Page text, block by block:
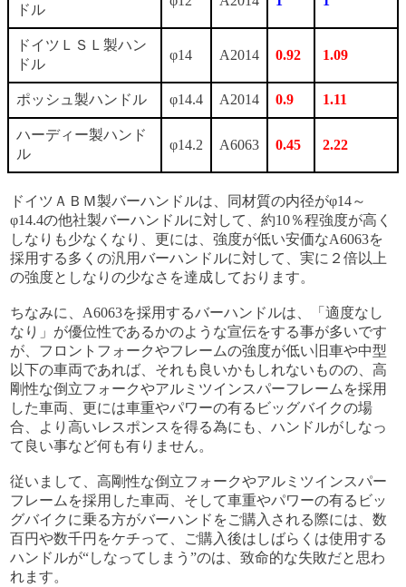
ドル
ドイツＬＳＬ製ハン
ドル
φ14 A2014 0.92 1.09
ポッシュ製ハンドル φ14.4 A2014 0.9 1.11
ハーディー製ハンド
ル
φ14.2 A6063 0.45 2.22
ドイツＡＢＭ製バーハンドルは、同材質の内径がφ14～
φ14.4の他社製バーハンドルに対して、約10％程強度が高く
しなりも少なくなり、更には、強度が低い安価なA6063を
採用する多くの汎用バーハンドルに対して、実に２倍以上
の強度としなりの少なさを達成しております。
ちなみに、A6063を採用するバーハンドルは、「適度なし
なり」が優位性であるかのような宣伝をする事が多いです
が、フロントフォークやフレームの強度が低い旧車や中型
以下の車両であれば、それも良いかもしれないものの、高
剛性な倒立フォークやアルミツインスパーフレームを採用
した車両、更には車重やパワーの有るビッグバイクの場
合、より高いレスポンスを得る為にも、ハンドルがしなっ
て良い事など何も有りません。
従いまして、高剛性な倒立フォークやアルミツインスパー
フレームを採用した車両、そして車重やパワーの有るビッ
グバイクに乗る方がバーハンドをご購入される際には、数
百円や数千円をケチって、ご購入後はしばらくは使用する
ハンドルが“しなってしまう”のは、致命的な失敗だと思わ
れます。